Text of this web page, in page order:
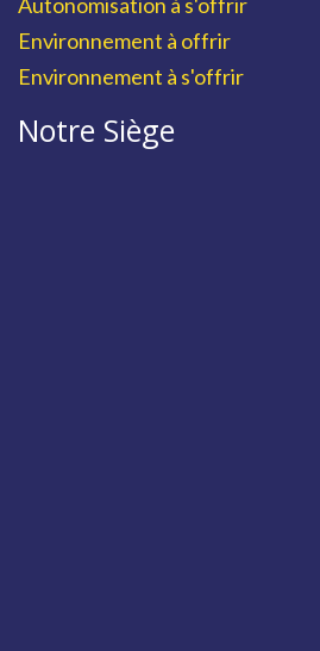
Autonomisation à s'offrir
Environnement à offrir
Environnement à s'offrir
Notre Siège